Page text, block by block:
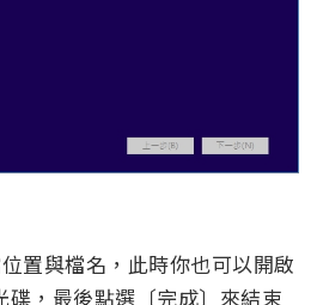
置與檔名，此時你也可以開啟
碟，最後點選〔完成〕來結束